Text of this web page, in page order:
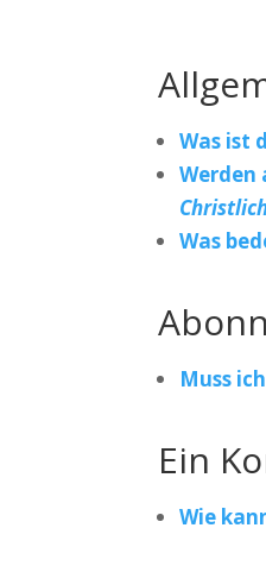
Was ist
Werden
Was
Muss
Ein
Wie